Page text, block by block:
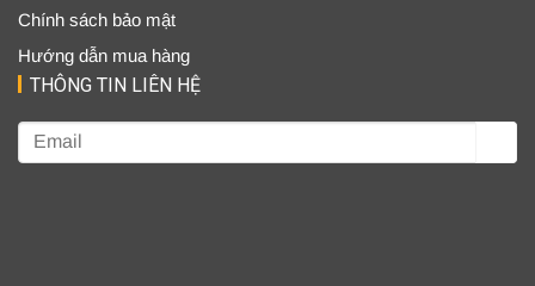
Chính sách bảo mật
Hướng dẫn mua hàng
THÔNG TIN LIÊN HỆ